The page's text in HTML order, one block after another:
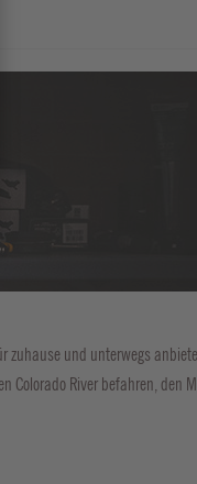
zuhause und unterwegs
Colorado River befahren, den